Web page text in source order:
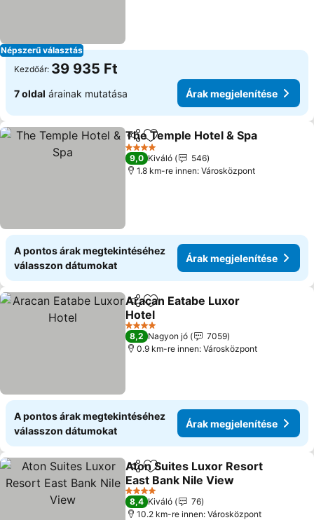
Népszerű választás
Kezdőár: 39 935 Ft
7 oldal árainak mutatása Árak megjelenítése
Megosztás
Hozzáadás a kedvencekhez
The Temple Hotel & Spa
4 Kategória
9,0 Kiváló
546
1.8 km-re innen: Városközpont
A pontos árak megtekintéséhez
válasszon dátumokat
Árak megjelenítése
Megosztás
Hozzáadás a kedvencekhez
Aracan Eatabe Luxor
Hotel
Árak megjelenítése
4 Kategória
8,2 Nagyon jó
7059
0.9 km-re innen: Városközpont
A pontos árak megtekintéséhez
válasszon dátumokat
Árak megjelenítése
Megosztás
Hozzáadás a kedvencekhez
Aton Suites Luxor Resort
East Bank Nile View
Árak megjelenítése
4 Kategória
8,4 Kiváló
76
10.2 km-re innen: Városközpont